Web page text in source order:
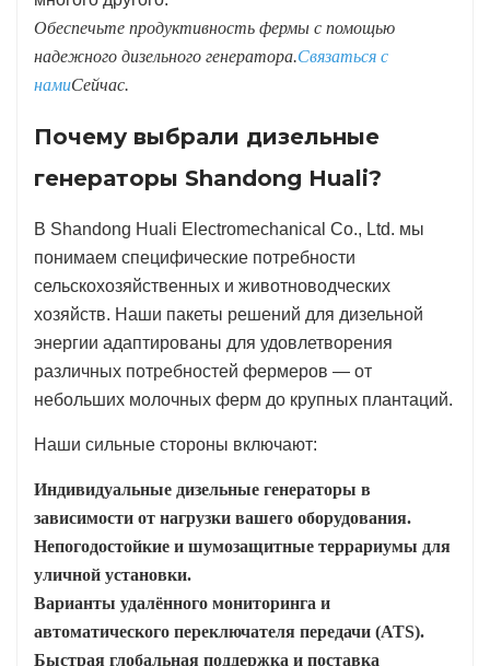
Обеспечьте продуктивность фермы с помощью
надежного дизельного генератора.Связаться с
намиСейчас.
Почему выбрали дизельные
генераторы Shandong Huali?
В Shandong Huali Electromechanical Co., Ltd. мы
понимаем специфические потребности
сельскохозяйственных и животноводческих
хозяйств. Наши пакеты решений для дизельной
энергии адаптированы для удовлетворения
различных потребностей фермеров — от
небольших молочных ферм до крупных плантаций.
Наши сильные стороны включают:
Индивидуальные дизельные генераторы в
зависимости от нагрузки вашего оборудования.
Непогодостойкие и шумозащитные террариумы для
уличной установки.
Варианты удалённого мониторинга и
автоматического переключателя передачи (ATS).
Быстрая глобальная поддержка и поставка